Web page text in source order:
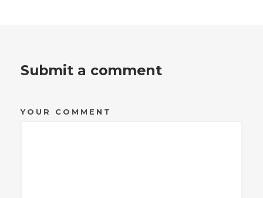
Submit a comment
YOUR COMMENT